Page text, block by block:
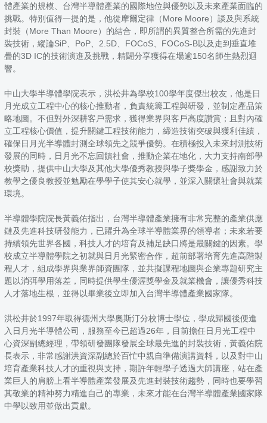
體產業的規模、台灣半導體產業的國際地位與優勢以及未來產業面臨的
挑戰。特別值得一提的是，他從摩爾定律（More Moore）談及與系統
封裝（More Than Moore）的結合，即所謂的異質整合所需的先進封
裝技術，縱論SiP、PoP、2.5D、FOCoS、FOCoS-B以及走到垂直堆
疊的3D IC的技術演進及挑戰，精闢分享獲得在場逾150名師生熱烈迴
響。
中山大學半導體學院表示，洪松井為學校100學年度傑出校友，他是日
月光成立工程中心的核心推動者，負責統籌工程與研發，並制定產品策
略地圖。不但對外深耕客戶需求，獲得業界與客戶高度讚賞；且對內確
立工程核心價值，提升關鍵工程技術能力，締造技術突破與獲利佳績，
確保日月光半導體封測全球領先之競爭優勢。在積極投入未來封測技術
發展的同時，日月光不忘回饋社會，推動企業在地化，大力支持南部學
校獎助，提供中山大學及其他大學優秀教授與學子獎學金，感謝致力於
教學之優良教授並勉勵在學學子使其安心就學，並深入關懷社會與就業
環境。
半導體學院院長黃義佑指出，台灣半導體產業擁有非常完整的產業供應
鏈及先進科技研發能力，已躍升為全球半導體業界的領導者；未來若要
持續領先世界各國，科技人才的培育及補足缺口將是最關鍵的因素。學
校成立半導體學院之初就與日月光緊密合作，超前部署培育先進高階製
程人才，組成學界與業界師資團隊，並共擬課程地圖與企業專題研究主
題以消弭學用落差，同時提供學生優渥獎學金及就業機會，讓優秀科技
人才落地生根，並得以畢業後立即加入台灣半導體產業國家隊。
洪松井於1997年取得德州大學奧斯汀分校博士學位，學成歸國後便進
入日月光半導體公司，服務至今已超過26年，目前擔任日月光工程中
心資深副總經理，帶領研發團隊發展全球最先進的封裝技術，黃義佑院
長表示，非常感謝洪資深副總於百忙中親自準備演講資料，以及對中山
培育產業科技人才的重視與支持，期許年輕學子透過大師講座，站在產
業巨人的肩膀上看半導體產業發展及先進封裝技術趨勢，同時也要學習
其敬業的精神努力精進自己的專業，未來才能在台灣半導體產業國家隊
中學以致用並做出貢獻。